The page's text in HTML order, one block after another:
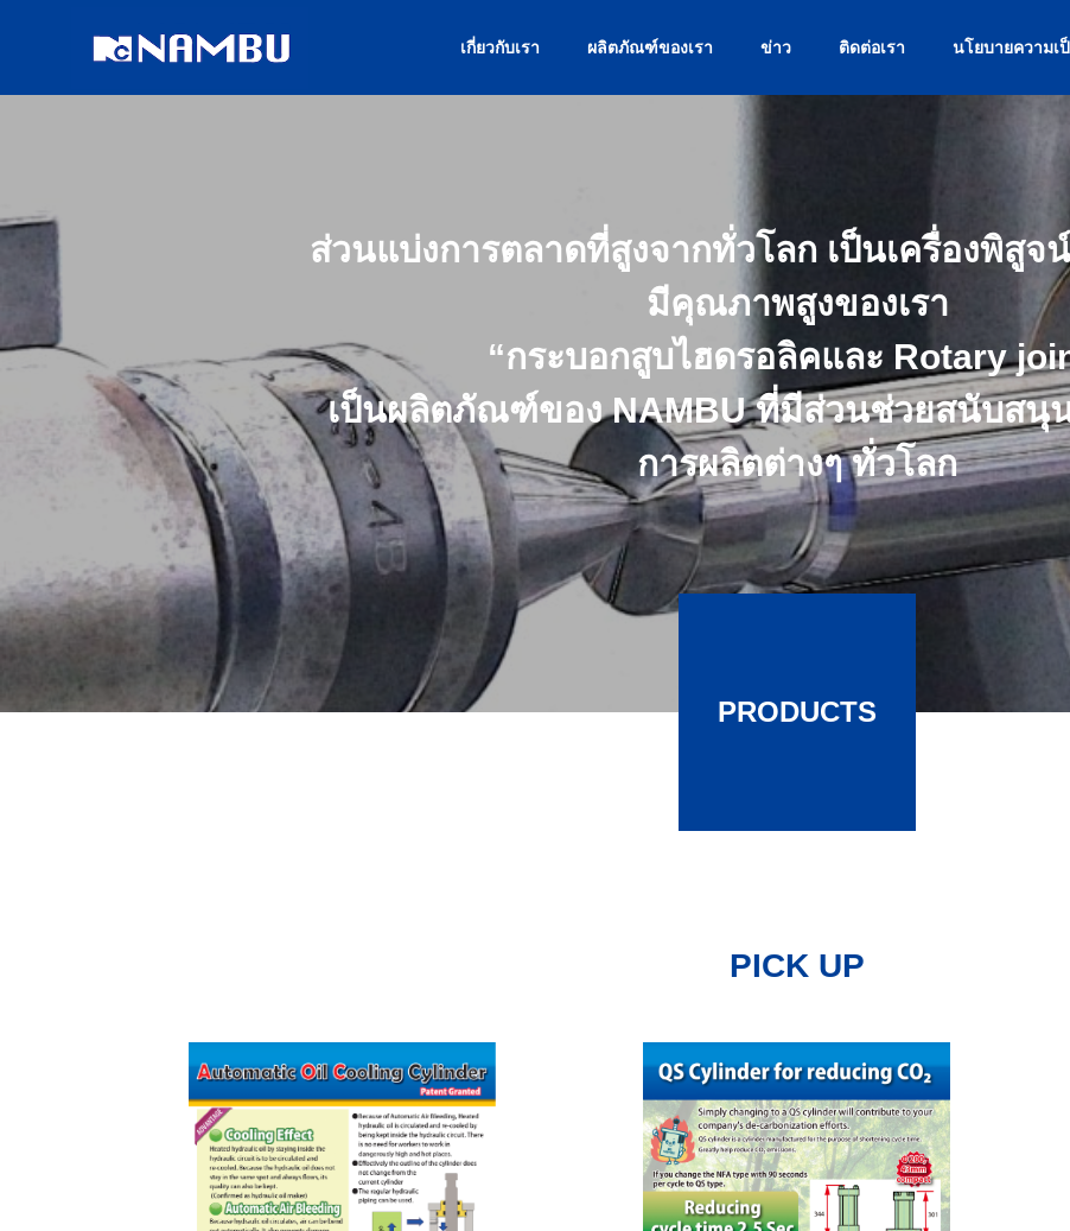
เกี่ยวกับเรา ผลิตภัณฑ์ของเรา ข่าว ติดต่อเรา นโยบายความเ
ส่วนแบ่งการตลาดที่สูงจากทั่วโลก เป็นเครื่องพิสู
มีคุณภาพสูงของเรา
“กระบอกสูบไฮดรอลิคและ Rotary
เป็นผลิตภัณฑ์ของ NAMBU ที่มีส่วนช่วยสนับสนุ
การผลิตต่างๆ ทั่วโลก
PRODUCTS
PICK UP​